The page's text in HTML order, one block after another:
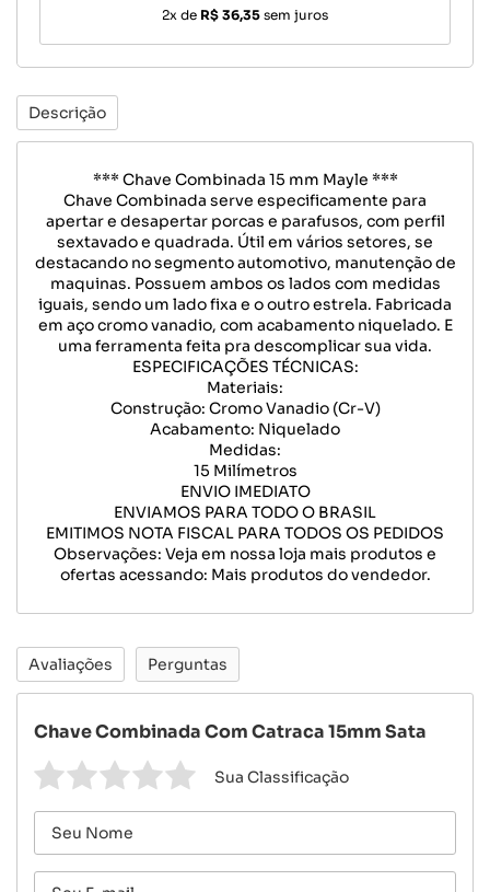
2x de R$ 36,35 sem juros
Descrição
*** Chave Combinada 15 mm Mayle ***
Chave Combinada serve especificamente para
apertar e desapertar porcas e parafusos, com perfil
sextavado e quadrada. Útil em vários setores, se
destacando no segmento automotivo, manutenção de
maquinas. Possuem ambos os lados com medidas
iguais, sendo um lado fixa e o outro estrela. Fabricada
em aço cromo vanadio, com acabamento niquelado. E
uma ferramenta feita pra descomplicar sua vida.
ESPECIFICAÇÕES TÉCNICAS:
Materiais:
Construção: Cromo Vanadio (Cr-V)
Acabamento: Niquelado
Medidas:
15 Milímetros
ENVIO IMEDIATO
ENVIAMOS PARA TODO O BRASIL
EMITIMOS NOTA FISCAL PARA TODOS OS PEDIDOS
Observações: Veja em nossa loja mais produtos e
ofertas acessando: Mais produtos do vendedor.
Avaliações Perguntas
Chave Combinada Com Catraca 15mm Sata
Sua Classificação